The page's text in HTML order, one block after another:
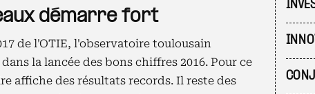
démarre fort
de l'OTIE, l'observatoire toulousain
la lancée des bons chiffres 2016. Pour ce
affiche des résultats records. Il reste des